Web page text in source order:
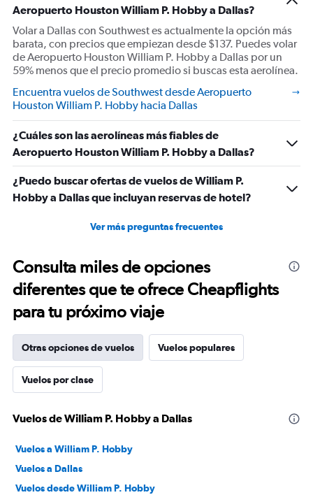
Aeropuerto Houston William P. Hobby a Dallas?
Volar a Dallas con Southwest es actualmente la opción más
barata, con precios que empiezan desde $137. Puedes volar
de Aeropuerto Houston William P. Hobby a Dallas por un
59% menos que el precio promedio si buscas esta aerolínea.
Encuentra vuelos de Southwest desde Aeropuerto
Houston William P. Hobby hacia Dallas
¿Cuáles son las aerolíneas más fiables de
Aeropuerto Houston William P. Hobby a Dallas?
¿Puedo buscar ofertas de vuelos de William P.
Hobby a Dallas que incluyan reservas de hotel?
Ver más preguntas frecuentes
Consulta miles de opciones
diferentes que te ofrece Cheapflights
para tu próximo viaje
Otras opciones de vuelos Vuelos populares
Vuelos por clase
Vuelos de William P. Hobby a Dallas
Vuelos a William P. Hobby
Vuelos a Dallas
Vuelos desde William P. Hobby